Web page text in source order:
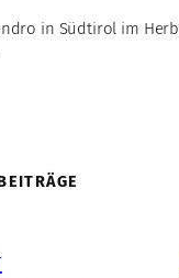
in Südtirol im